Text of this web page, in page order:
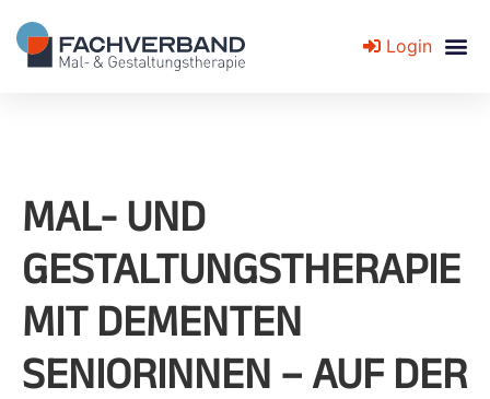
Login
MAL- UND
GESTALTUNGSTHERAPIE
MIT DEMENTEN
SENIORINNEN – AUF DER